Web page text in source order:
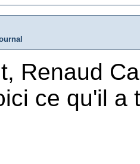
Renaud
ce qu'il a